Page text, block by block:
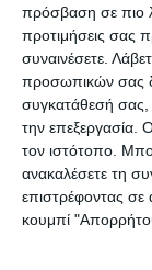
πρόσβαση σε πιο
προτιμήσεις σας
συναινέσετε.
προσωπικών σας
συγκατάθεσή σας,
την επεξεργασία.
τον ιστότοπο.
ανακαλέσετε τη
επιστρέφοντας σε
κουμπί
Ληξουρίου
Δήμος Σάμης
2021), Δήμος
ευρώ το
ευρώ
Λευκάδας
2021).